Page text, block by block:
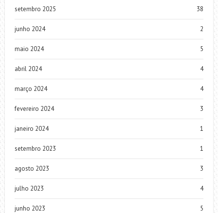
setembro 2025 38
junho 2024 2
maio 2024 5
abril 2024 4
março 2024 4
fevereiro 2024 3
janeiro 2024 1
setembro 2023 1
agosto 2023 3
julho 2023 4
junho 2023 5